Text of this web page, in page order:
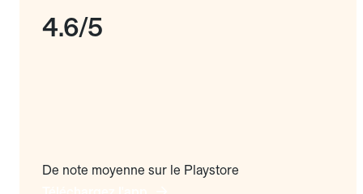
4.6/5
De note moyenne sur le Playstore